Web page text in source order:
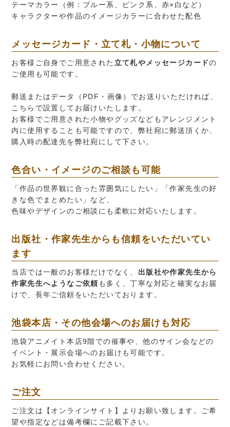
テーマカラー（例：ブルー系、ピンク系、赤×白など）
キャラクターや作品のイメージカラーに合わせた配色
メッセージカード・立て札・小物について
お客様ご自身でご用意された 立て札やメッセージカードの
ご使用も可能です。
郵送またはデータ（PDF・画像）でお送りいただければ、
こちらで設置してお届けいたします。
お客様でご用意された小物やグッズなどもアレンジメント
内に使用することも可能ですので、弊社宛に郵送頂くか、
購入時の配達先を弊社宛にして下さい。
色合い・イメージのご相談も可能
「作品の世界観に合った雰囲気にしたい」「作家先生の好
きな色でまとめたい」など、
色味やデザインのご相談にも柔軟に対応いたします。
出版社・作家先生からも信頼をいただいてい
ます
当店では一般のお客様だけでなく、 出版社や作家先生から
作家先生へようなご依頼 も多く、丁寧な対応と確実なお届
けで、長年ご信頼をいただいております。
池袋本店・その他会場へのお届けも対応
池袋アニメイト本店9階での催事や、他のサイン会などの
イベント・展示会場へのお届けも可能です。
お気軽にお問い合わせください。
ご注文
ご注文は 【オンラインサイト】
よりお願い致します。ご希
望や指定などは備考欄にご記載下さい。